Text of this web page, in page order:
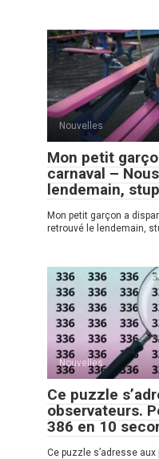
Nouvelles
Mon petit
carnaval –
lendemain,
Mon petit garçon a
retrouvé le lendemain,
Nouvelles
Ce puzzle
observateurs.
386 en 10
Ce puzzle s’adresse